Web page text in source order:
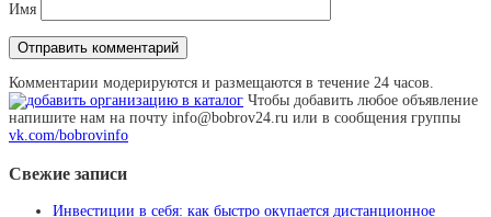
Имя
Комментарии модерируются и размещаются в течение 24 часов.
Чтобы добавить любое объявление
напишите нам на почту info@bobrov24.ru или в сообщения группы
vk.com/bobrovinfo
Свежие записи
Инвестиции в себя: как быстро окупается дистанционное